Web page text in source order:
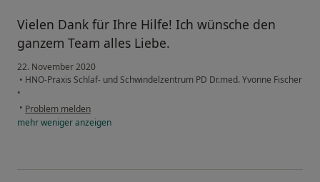
Vielen Dank für Ihre Hilfe! Ich wünsche den
ganzem Team alles Liebe.
22. November 2020
• HNO-Praxis Schlaf- und Schwindelzentrum PD Dr.med. Yvonne Fischer
•
• Problem melden
mehrwenigeranzeigen